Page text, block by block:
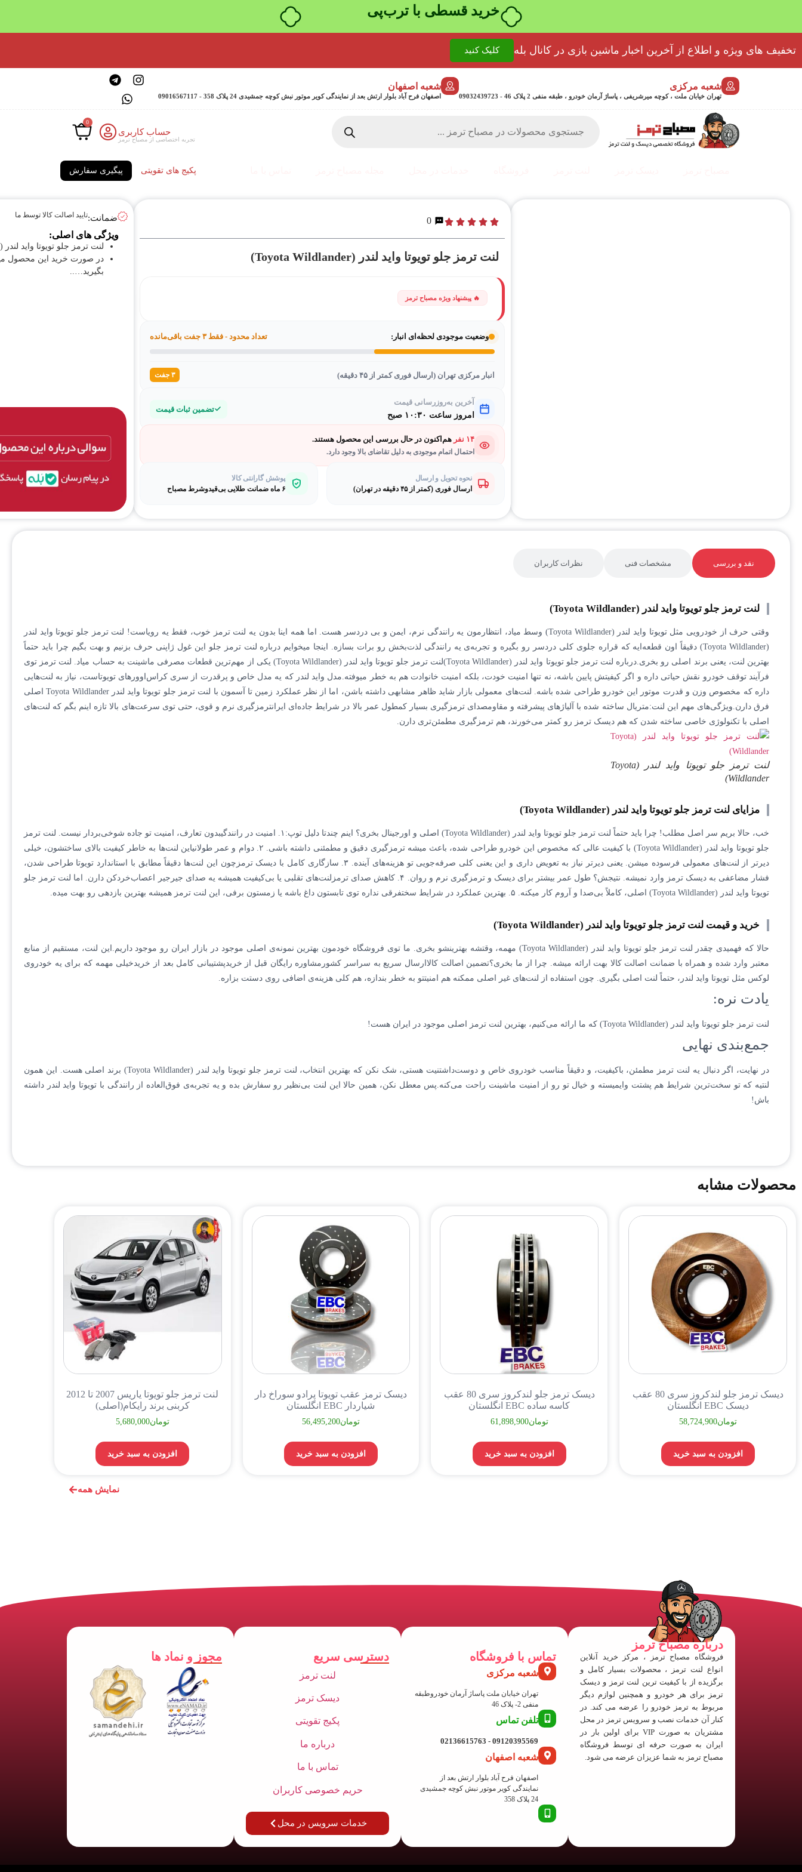
۴ قسط، بدون کارمزد
تخفیف های ویژه و اطلاع از آخرین اخبار ماشین بازی در کانال بله کلیک کنید
شعبه مرکزی
تهران خیابان ملت ، کوچه میرشریفی ، پاساژ آرمان خودرو ، طبقه منفی 2 پلاک 46 - 09032439723
شعبه اصفهان
اصفهان فرح آباد بلوار ارتش بعد از نمایندگی کویر موتور نبش کوچه جمشیدی 24 پلاک 358 - 09016567117
حساب کاربری
تجربه اختصاصی از مصباح ترمز
0
پکیج های تقویتی پیگیری سفارش
0
لنت ترمز جلو تویوتا واید لندر (Toyota Wildlander)
وضعیت موجودی لحظه‌ای انبار: تعداد محدود - فقط ۳ جفت باقی‌مانده
انبار مرکزی تهران (ارسال فوری کمتر از ۴۵ دقیقه) ۳ جفت
آخرین به‌روزرسانی قیمت
امروز ساعت ۱۰:۳۰ صبح
تضمین ثبات قیمت
۱۴ نفر هم‌اکنون در حال بررسی این محصول هستند.
احتمال اتمام موجودی به دلیل تقاضای بالا وجود دارد.
نحوه تحویل و ارسال
ارسال فوری (کمتر از ۴۵ دقیقه در تهران)
پوشش گارانتی کالا
۶ ماه ضمانت طلایی بی‌قیدوشرط مصباح
ضمانت:تایید اصالت کالا توسط ما
ویژگی های اصلی:
لنت ترمز جلو تویوتا واید لندر (Toyota Wildlander)
بگیرید…..
نقد و بررسی مشخصات فنی نظرات کاربران
لنت ترمز جلو تویوتا واید لندر (Toyota Wildlander)
وقتی حرف از خودرویی مثل تویوتا واید لندر (Toyota Wildlander) وسط میاد، انتظارمون یه رانندگی نرم، ایمن و بی‌ دردسر هست. اما همه اینا بدون یه لنت ترمز خوب، فقط یه رویاست! لنت ترمز جلو تویوتا واید لندر
(Toyota Wildlander) دقیقاً اون قطعه‌ایه که قراره جلوی کلی دردسر رو بگیره و تجربه‌ی یه رانندگی لذت‌بخش رو برات بسازه. اینجا میخوایم درباره لنت ترمز جلو این غول ژاپنی حرف بزنیم و بهت بگیم چرا باید حتماً
بهترین لنت، یعنی برند اصلی رو بخری.درباره لنت ترمز جلو تویوتا واید لندر (Toyota Wildlander)لنت ترمز جلو تویوتا واید لندر (Toyota Wildlander) یکی از مهم‌ترین قطعات مصرفی ماشینت به حساب میاد. لنت ترمز توی
فرآیند توقف خودرو نقش حیاتی داره و اگر کیفیتش پایین باشه، نه تنها امنیت خودت، بلکه امنیت خانوادت هم به خطر میوفته.مدل واید لندر که یه مدل خاص و پرقدرت از سری کراس‌اوورهای تویوتاست، نیاز به لنت‌هایی
داره که مخصوص وزن و قدرت موتور این خودرو طراحی شده باشه. لنت‌های معمولی بازار شاید ظاهر مشابهی داشته باشن، اما از نظر عملکرد زمین تا آسمون با لنت ترمز جلو تویوتا واید لندر Toyota Wildlander اصلی
فرق دارن.ویژگی‌های مهم این لنت:متریال ساخته شده با آلیاژهای پیشرفته و مقاومصدای ترمزگیری بسیار کمطول عمر بالا در شرایط جاده‌ای ایرانترمزگیری نرم و قوی، حتی توی سرعت‌های بالا تازه اینم بگم که لنت‌های
اصلی با تکنولوژی خاصی ساخته شدن که هم دیسک ترمز رو کمتر می‌خورند، هم ترمزگیری مطمئن‌تری دارن.
لنت ترمز جلو تویوتا واید لندر (Toyota
Wildlander)
مزایای لنت ترمز جلو تویوتا واید لندر (Toyota Wildlander)
خب، حالا بریم سر اصل مطلب! چرا باید حتماً لنت ترمز جلو تویوتا واید لندر (Toyota Wildlander) اصلی و اورجینال بخری؟ اینم چندتا دلیل توپ:۱. امنیت در رانندگیبدون تعارف، امنیت تو جاده شوخی‌بردار نیست. لنت ترمز
جلو تویوتا واید لندر (Toyota Wildlander) با کیفیت عالی که مخصوص این خودرو طراحی شده، باعث میشه ترمزگیری دقیق و مطمئنی داشته باشی. ۲. دوام و عمر طولانیاین لنت‌ها به خاطر کیفیت بالای ساختشون، خیلی
دیرتر از لنت‌های معمولی فرسوده میشن. یعنی دیرتر نیاز به تعویض داری و این یعنی کلی صرفه‌جویی تو هزینه‌های آینده. ۳. سازگاری کامل با دیسک ترمزچون این لنت‌ها دقیقاً مطابق با استاندارد تویوتا طراحی شدن،
فشار مضاعفی به دیسک ترمز وارد نمیشه. نتیجش؟ طول عمر بیشتر برای دیسک و ترمزگیری نرم و روان. ۴. کاهش صدای ترمزلنت‌های تقلبی یا بی‌کیفیت همیشه یه صدای جیرجیر اعصاب‌خردکن دارن. اما لنت ترمز جلو
تویوتا واید لندر (Toyota Wildlander) اصلی، کاملاً بی‌صدا و آروم کار میکنه. ۵. بهترین عملکرد در شرایط سختفرقی نداره توی تابستون داغ باشه یا زمستون برفی، این لنت ترمز همیشه بهترین بازدهی رو بهت میده.
خرید و قیمت لنت ترمز جلو تویوتا واید لندر (Toyota Wildlander)
حالا که فهمیدی چقدر لنت ترمز جلو تویوتا واید لندر (Toyota Wildlander) مهمه، وقتشه بهترینشو بخری. ما توی فروشگاه خودمون بهترین نمونه‌ی اصلی موجود در بازار ایران رو موجود داریم.این لنت، مستقیم از منابع
معتبر وارد شده و همراه با ضمانت اصالت کالا بهت ارائه میشه. چرا از ما بخری؟تضمین اصالت کالاارسال سریع به سراسر کشورمشاوره رایگان قبل از خریدپشتیبانی کامل بعد از خریدخیلی مهمه که برای یه خودروی
لوکس مثل تویوتا واید لندر، حتماً لنت اصلی بگیری. چون استفاده از لنت‌های غیر اصلی ممکنه هم امنیتتو به خطر بندازه، هم کلی هزینه‌ی اضافی روی دستت بزاره.
یادت نره:
لنت ترمز جلو تویوتا واید لندر (Toyota Wildlander) که ما ارائه می‌کنیم، بهترین لنت ترمز اصلی موجود در ایران هست!
جمع‌بندی نهایی
در نهایت، اگر دنبال یه لنت ترمز مطمئن، باکیفیت، و دقیقاً مناسب خودروی خاص و دوست‌داشتنیت هستی، شک نکن که بهترین انتخاب، لنت ترمز جلو تویوتا واید لندر (Toyota Wildlander) برند اصلی هست. این همون
لنتیه که تو سخت‌ترین شرایط هم پشتت وایمیسته و خیال تو رو از امنیت ماشینت راحت می‌کنه.پس معطل نکن، همین حالا این لنت بی‌نظیر رو سفارش بده و یه تجربه‌ی فوق‌العاده از رانندگی با تویوتا واید لندر داشته
باش!
نمایش همه
محصولات مشابه
دیسک ترمز جلو لندکروز سری 80 عقب
دیسک EBC انگلستان
تومان58,724,900
افزودن به سبد خرید
دیسک ترمز جلو لندکروز سری 80 عقب
کاسه ساده EBC انگلستان
تومان61,898,900
افزودن به سبد خرید
دیسک ترمز عقب تویوتا پرادو سوراخ دار
شیاردار EBC انگلستان
تومان56,495,200
افزودن به سبد خرید
لنت ترمز جلو تویوتا یاریس 2007 تا 2012
کربنی برند رایکام(اصلی)
تومان5,680,000
افزودن به سبد خرید
درباره مصباح ترمز
فروشگاه مصباح ترمز ، مرکز خرید آنلاین
انواع لنت ترمز ، محصولات بسیار کامل و
برگزیده از با کیفیت ترین لنت ترمز و دیسک
ترمز برای هر خودرو و همچنین لوازم دیگر
مربوط به ترمز خودرو را عرضه می کند. در
کنار آن خدمات نصب و سرویس ترمز در محل
مشتریان به صورت VIP برای اولین بار در
ایران به صورت حرفه ای توسط فروشگاه
مصباح ترمز به شما عزیزان عرضه می شود.
تماس با فروشگاه
شعبه مرکزی
تهران خیابان ملت پاساژ آرمان خودروطبقه
منفی 2- پلاک 46
تلفن تماس
09120395569 - 02136615763
شعبه اصفهان
اصفهان فرح آباد بلوار ارتش بعد از
نمایندگی کویر موتور نبش کوچه جمشیدی
24 پلاک 358
دسترسی سریع
لنت ترمز
دیسک ترمز
پکیج تقویتی
درباره ما
تماس با ما
حریم خصوصی کاربران
خدمات سرویس در محل
مجوز و نماد ها